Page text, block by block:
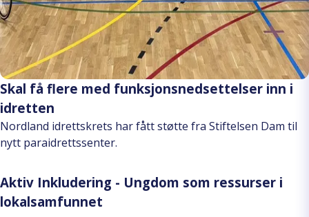
Skal få flere med funksjonsnedsettelser inn i
idretten
Nordland idrettskrets har fått støtte fra Stiftelsen Dam til
nytt paraidrettssenter.
Aktiv Inkludering - Ungdom som ressurser i
lokalsamfunnet